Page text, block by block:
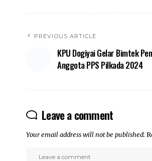
PREVIOUS ARTICLE
KPU Dogiyai Gelar Bimtek
Anggota PPS Pilkada 2024
Leave a comment
Your email address will not be published.